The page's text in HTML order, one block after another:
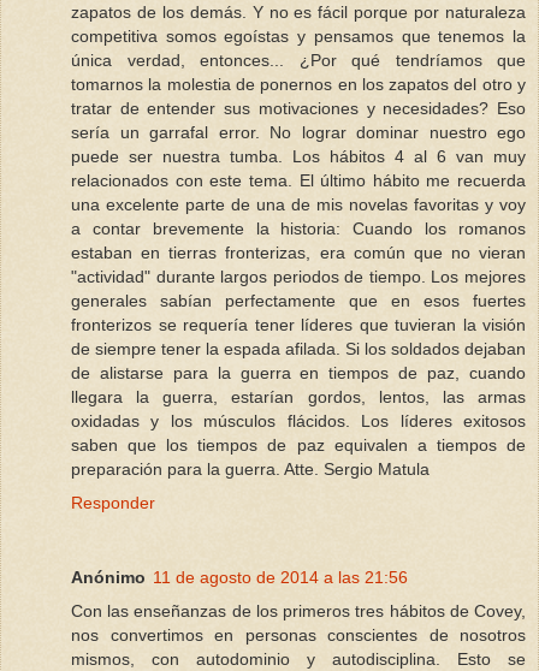
zapatos de los demás. Y no es fácil porque por naturaleza
competitiva somos egoístas y pensamos que tenemos la
única verdad, entonces... ¿Por qué tendríamos que
tomarnos la molestia de ponernos en los zapatos del otro y
tratar de entender sus motivaciones y necesidades? Eso
sería un garrafal error. No lograr dominar nuestro ego
puede ser nuestra tumba. Los hábitos 4 al 6 van muy
relacionados con este tema. El último hábito me recuerda
una excelente parte de una de mis novelas favoritas y voy
a contar brevemente la historia: Cuando los romanos
estaban en tierras fronterizas, era común que no vieran
"actividad" durante largos periodos de tiempo. Los mejores
generales sabían perfectamente que en esos fuertes
fronterizos se requería tener líderes que tuvieran la visión
de siempre tener la espada afilada. Si los soldados dejaban
de alistarse para la guerra en tiempos de paz, cuando
llegara la guerra, estarían gordos, lentos, las armas
oxidadas y los músculos flácidos. Los líderes exitosos
saben que los tiempos de paz equivalen a tiempos de
preparación para la guerra. Atte. Sergio Matula
Responder
Anónimo 11 de agosto de 2014 a las 21:56
Con las enseñanzas de los primeros tres hábitos de Covey,
nos convertimos en personas conscientes de nosotros
mismos, con autodominio y autodisciplina. Esto se